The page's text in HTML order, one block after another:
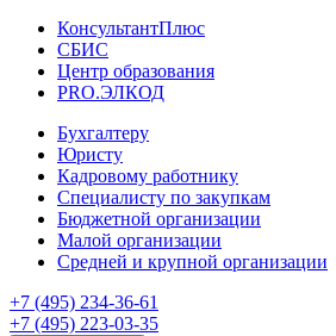
КонсультантПлюс
СБИС
Центр образования
PRO.ЭЛКОД
Бухгалтеру
Юристу
Кадровому работнику
Специалисту по закупкам
Бюджетной организации
Малой организации
Средней и крупной организации
+7 (495) 234-36-61
+7 (495) 223-03-35